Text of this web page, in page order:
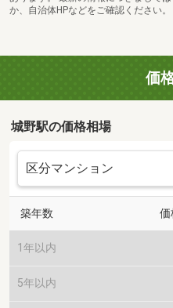
か、自治体HPなどをご確認ください。
価
城野駅の価格相場
築年数 価
1年以内
5年以内